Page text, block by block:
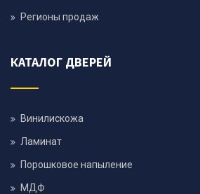
Регионы продаж
КАТАЛОГ ДВЕРЕЙ
Винилискожа
Ламинат
Порошковое напыление
МДФ